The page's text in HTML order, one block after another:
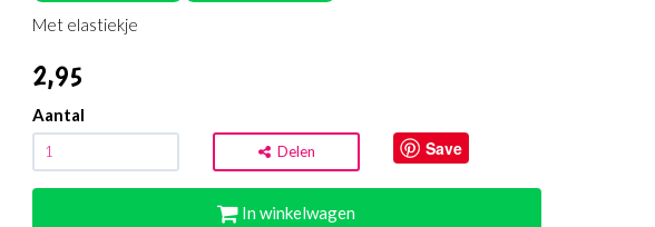
Met elastiekje
2,95
Aantal
Delen Save
In winkelwagen